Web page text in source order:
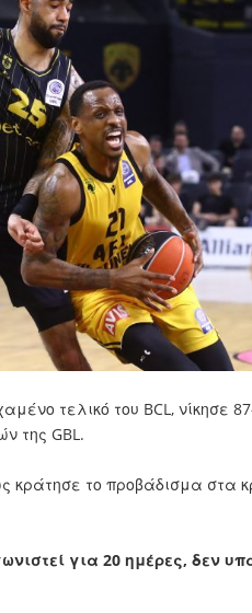
τελικό του BCL, νίκησε
της GBL.
κράτησε το προβάδισμα στα
για 20 ημέρες, δεν